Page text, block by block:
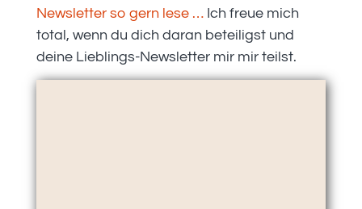
Newsletter so gern lese …Ich freue mich
total, wenn du dich daran beteiligst und
deine Lieblings-Newsletter mir mir teilst.